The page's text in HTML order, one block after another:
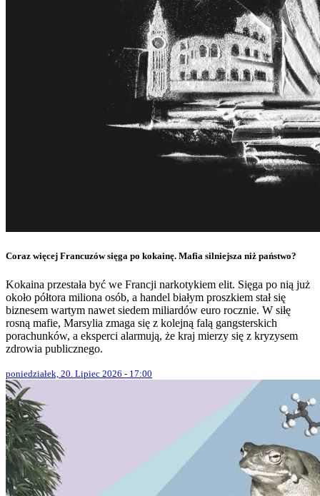
Coraz więcej Francuzów sięga po kokainę. Mafia silniejsza niż państwo?
Kokaina przestała być we Francji narkotykiem elit. Sięga po nią już
około półtora miliona osób, a handel białym proszkiem stał się
biznesem wartym nawet siedem miliardów euro rocznie. W siłę
rosną mafie, Marsylia zmaga się z kolejną falą gangsterskich
porachunków, a eksperci alarmują, że kraj mierzy się z kryzysem
zdrowia publicznego.
poniedziałek, 20. Lipiec 2026 - 17:00